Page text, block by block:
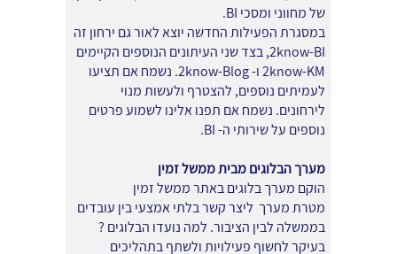
של מחווני ומסכי BI.
במסגרת הפעילות החדשה יוצא לאור גם ירחון זה
2know-BI, בצד שני העיתונים הנוספים הקיימים
2know-KM ו- 2know-Blog. נשמח אם תציעו
לעמיתים נוספים, להצטרף ולעשות מנוי
לירחונים. נשמח אם תפנו אלינו לשמוע פרטים
נוספים על שירותי ה- BI.
מערך הבלוגים מבית ממשל זמין
הוקם מערך בלוגים באתר ממשל זמין
מטרת מערך ליצר קשר בלתי אמצעי בין עובדים
בממשלה לבין הציבור. למה נועדו הבלוגים ?
בעיקר לחשוף פעילויות ולשתף בתהליכים